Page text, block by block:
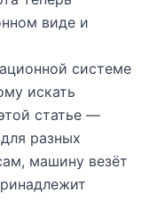
виде и
системе
искать
статье —
разных
машину везёт